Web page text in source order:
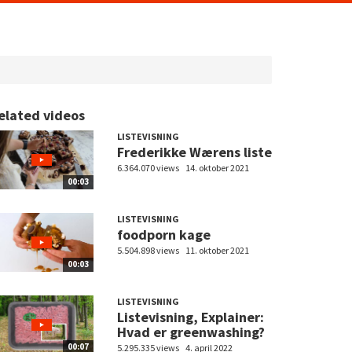
videos
00:03
LISTEVISNING
Frederikke Wærens liste
6.364.070 views 14. oktober 2021
00:03
LISTEVISNING
foodporn kage
5.504.898 views 11. oktober 2021
00:07
LISTEVISNING
Listevisning, Explainer:
Hvad er greenwashing?
5.295.335 views 4. april 2022